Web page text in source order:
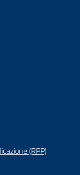
(RPP)